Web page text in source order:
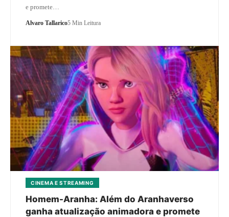
e promete…
Alvaro Tallarico5 Min Leitura
CINEMA E STREAMING
Homem-Aranha: Além do Aranhaverso
ganha atualização animadora e promete